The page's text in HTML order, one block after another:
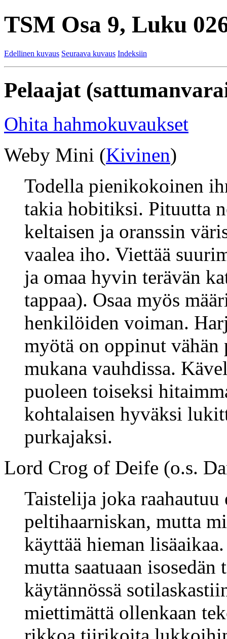
TSM Osa 9, Luku
Edellinen kuvaus Seuraava kuvaus Indeksiin
Pelaajat
Ohita hahmokuvaukset
Weby Mini (Kivinen)
Todella pienikokoinen
takia hobitiksi. Pituutta
keltaisen ja oranssin
vaalea iho. Viettää
ja omaa hyvin terävän
tappaa). Osaa myös
henkilöiden voiman.
myötä on oppinut vähän
mukana vauhdissa.
puoleen toiseksi
kohtalaisen hyväksi
purkajaksi.
Lord Crog of Deife (o.s.
Taistelija joka raahautuu
peltihaarniskan, mutta
käyttää hieman
mutta saatuaan
käytännössä
miettimättä ollenkaan